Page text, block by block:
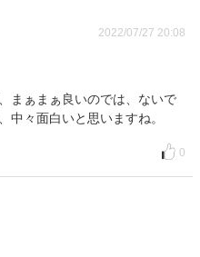
2022/07/27 20:08
まぁまぁ良いのでは、ないで
中々面白いと思いますね。
0